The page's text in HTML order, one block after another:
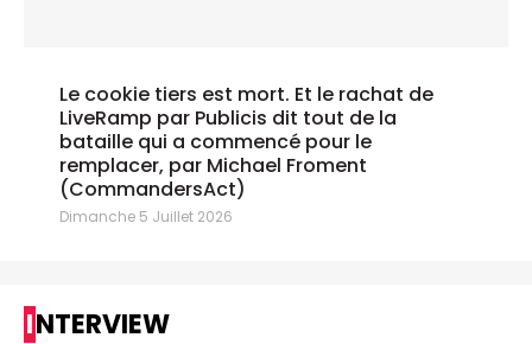
Le cookie tiers est mort. Et le rachat de
LiveRamp par Publicis dit tout de la
bataille qui a commencé pour le
remplacer, par Michael Froment
(CommandersAct)
Dimanche 5 Juillet 2026
INTERVIEW